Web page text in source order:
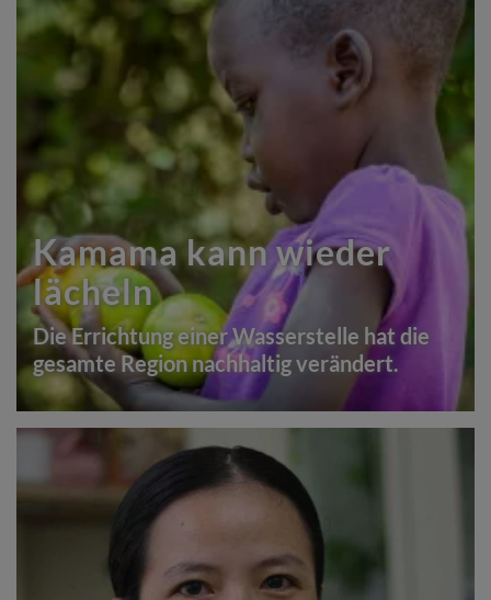
Kamama kann wieder
lächeln
Die Errichtung einer Wasserstelle hat die
gesamte Region nachhaltig verändert.